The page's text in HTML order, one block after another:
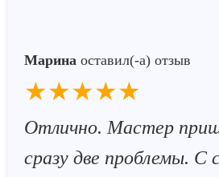
Марина оставил(-а) отзыв
★★★★★
Отлично. Мастер
сразу две проблемы. С